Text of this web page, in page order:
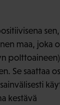
maa, joka
polttoaineen)
Se saattaa
kestävä